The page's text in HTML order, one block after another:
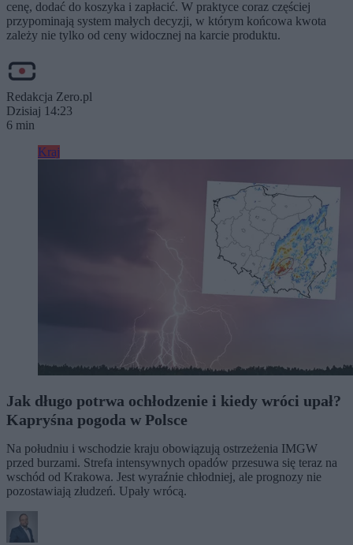
cenę, dodać do koszyka i zapłacić. W praktyce coraz częściej
przypominają system małych decyzji, w którym końcowa kwota
zależy nie tylko od ceny widocznej na karcie produktu.
Redakcja Zero.pl
Dzisiaj 14:23
6 min
Kraj
Jak długo potrwa ochłodzenie i kiedy wróci upał?
Kapryśna pogoda w Polsce
Na południu i wschodzie kraju obowiązują ostrzeżenia IMGW
przed burzami. Strefa intensywnych opadów przesuwa się teraz na
wschód od Krakowa. Jest wyraźnie chłodniej, ale prognozy nie
pozostawiają złudzeń. Upały wrócą.